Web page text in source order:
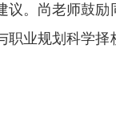
议。尚老师鼓励
职业规划科学择